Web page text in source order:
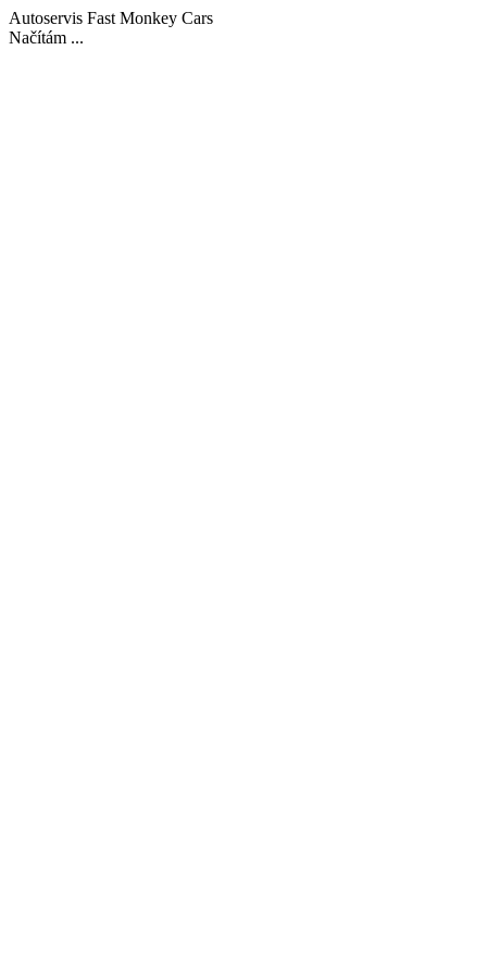
Autoservis Fast Monkey Cars
Načítám ...